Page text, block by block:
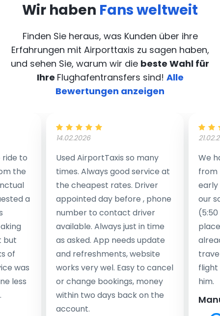
Wir haben Fans weltweit
Finden Sie heraus, was Kunden über ihre
Erfahrungen mit Airporttaxis zu sagen haben,
und sehen Sie, warum wir die beste Wahl für
Ihre Flughafentransfers sind! Alle
Bewertungen anzeigen
to
the
a
but
of
was
less
14.02.2026
Used AirportTaxis so many
times. Always good service at
the cheapest rates. Driver
appointed day before , phone
number to contact driver
available. Always just in time
as asked. App needs update
and refreshments, website
works very wel. Easy to cancel
or change bookings, money
within two days back on the
account.
We
from
early
our
flight
him.